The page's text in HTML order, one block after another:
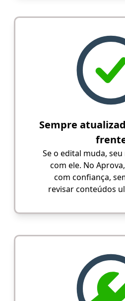
Sempre
Se o edital muda,
com ele. No
com confiança,
revisar conteúdos